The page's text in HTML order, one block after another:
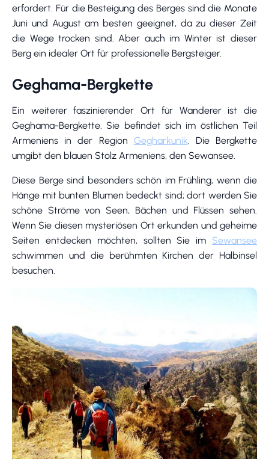
erfordert. Für die Besteigung des Berges sind die Monate
Juni und August am besten geeignet, da zu dieser Zeit
die Wege trocken sind. Aber auch im Winter ist dieser
Berg ein idealer Ort für professionelle Bergsteiger.
Geghama-Bergkette
Ein weiterer faszinierender Ort für Wanderer ist die
Geghama-Bergkette. Sie befindet sich im östlichen Teil
Armeniens in der Region Gegharkunik. Die Bergkette
umgibt den blauen Stolz Armeniens, den Sewansee.
Diese Berge sind besonders schön im Frühling, wenn die
Hänge mit bunten Blumen bedeckt sind; dort werden Sie
schöne Ströme von Seen, Bächen und Flüssen sehen.
Wenn Sie diesen mysteriösen Ort erkunden und geheime
Seiten entdecken möchten, sollten Sie im Sewansee
schwimmen und die berühmten Kirchen der Halbinsel
besuchen.